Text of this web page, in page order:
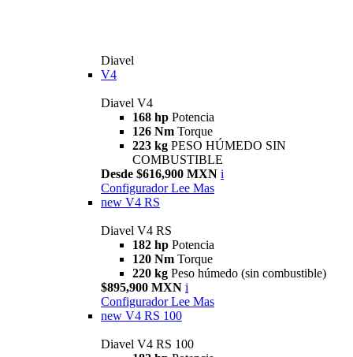
Diavel
V4
Diavel V4
168 hp Potencia
126 Nm Torque
223 kg PESO HÚMEDO SIN
COMBUSTIBLE
Desde $616,900 MXN i
Configurador Lee Mas
new V4 RS
Diavel V4 RS
182 hp Potencia
120 Nm Torque
220 kg Peso húmedo (sin combustible)
$895,900 MXN i
Configurador Lee Mas
new V4 RS 100
Diavel V4 RS 100